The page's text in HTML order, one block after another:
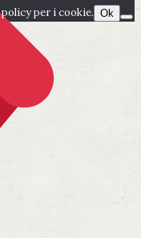
per i cookie. Ok